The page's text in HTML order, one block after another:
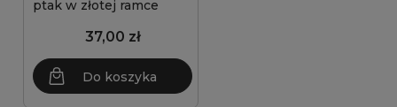
ptak w złotej ramce
37,00 zł
Do koszyka